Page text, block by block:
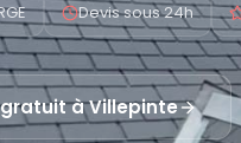
Devis sous 24h
gratuit àVillepinte